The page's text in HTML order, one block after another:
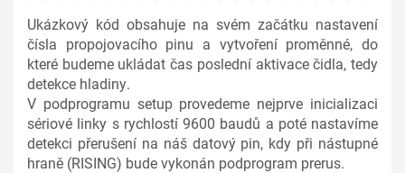
Ukázkový kód obsahuje na svém začátku nastavení
čísla propojovacího pinu a vytvoření proměnné, do
které budeme ukládat čas poslední aktivace čidla, tedy
detekce hladiny.
V podprogramu setup provedeme nejprve inicializaci
sériové linky s rychlostí 9600 baudů a poté nastavíme
detekci přerušení na náš datový pin, kdy při nástupné
hraně (RISING) bude vykonán podprogram prerus.